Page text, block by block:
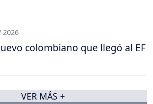
2026
colombiano que llegó al EF
VER MÁS +